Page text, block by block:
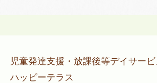
児童発達支援・放課後等デイサー
ハッピーテラス